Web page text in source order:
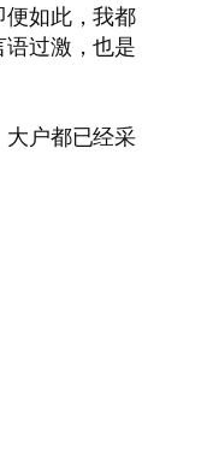
如此，我都
过激，也是
户都已经采